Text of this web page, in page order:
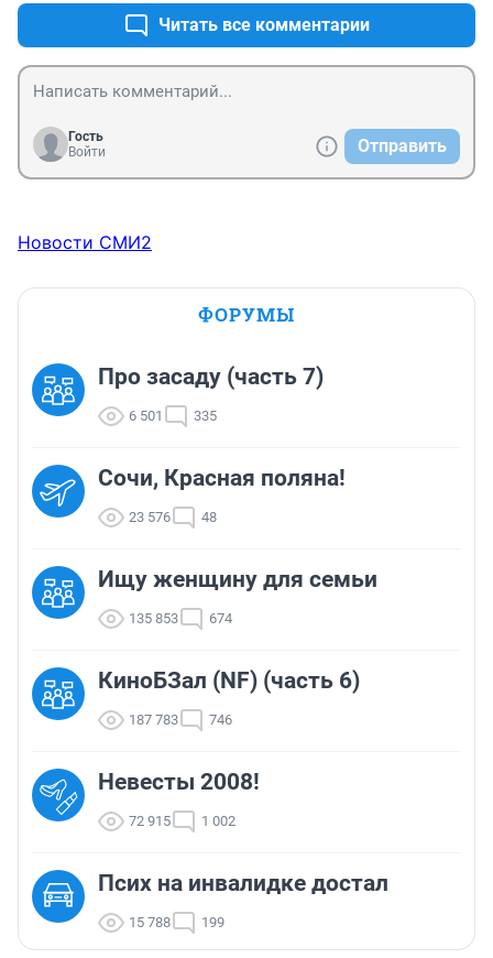
Читать все комментарии
Гость
Войти
Отправить
Новости СМИ2
ФОРУМЫ
Про засаду (часть 7)
6 501 335
Сочи, Красная поляна!
23 576 48
Ищу женщину для семьи
135 853 674
КиноБЗал (NF) (часть 6)
187 783 746
Невесты 2008!
72 915 1 002
Псих на инвалидке достал
15 788 199